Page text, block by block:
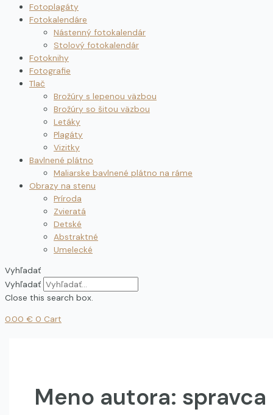
Fotoplagáty
Fotokalendáre
Nástenný fotokalendár
Stolový fotokalendár
Fotoknihy
Fotografie
Tlač
Brožúry s lepenou väzbou
Brožúry so šitou väzbou
Letáky
Plagáty
Vizitky
Bavlnené plátno
Maliarske bavlnené plátno na ráme
Obrazy na stenu
Príroda
Zvieratá
Detské
Abstraktné
Umelecké
Vyhľadať
Vyhľadať
Close this search box.
0.00 € 0 Cart
Meno autora: spravca